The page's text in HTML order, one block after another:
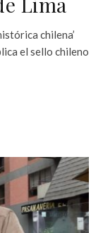
chilena’
el sello chileno